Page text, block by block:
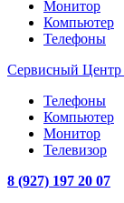
Монитор
Компьютер
Телефоны
Сервисный Центр
Телефоны
Компьютер
Монитор
Телевизор
8 (927) 197 20 07